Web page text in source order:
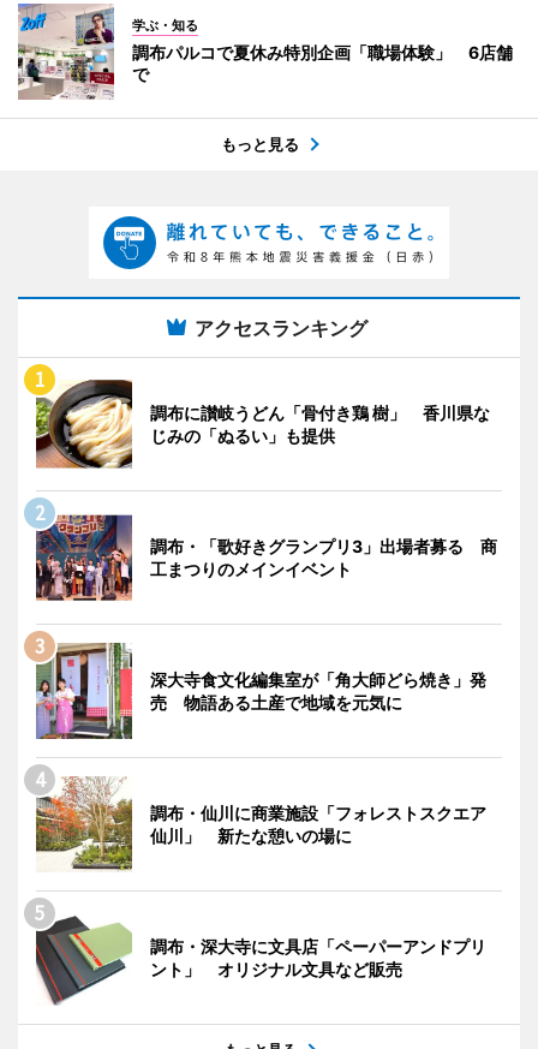
学ぶ・知る
調布パルコで夏休み特別企画「職場体験」 6店舗
で
もっと見る
アクセスランキング
調布に讃岐うどん「骨付き鶏 樹」 香川県な
じみの「ぬるい」も提供
調布・「歌好きグランプリ3」出場者募る 商
工まつりのメインイベント
深大寺食文化編集室が「角大師どら焼き」発
売 物語ある土産で地域を元気に
調布・仙川に商業施設「フォレストスクエア
仙川」 新たな憩いの場に
調布・深大寺に文具店「ペーパーアンドプリ
ント」 オリジナル文具など販売